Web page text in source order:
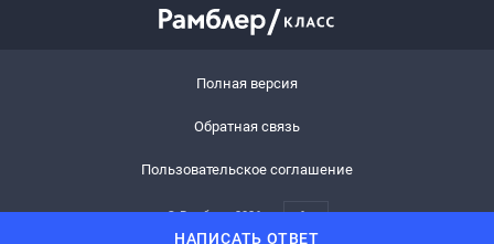
НАПИСАТЬ ОТВЕТ
Полная версия
Обратная связь
Пользовательское соглашение
© Рамблер,2026 6+